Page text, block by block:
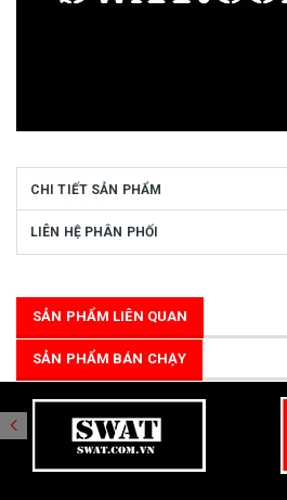
CHI TIẾT SẢN PHẨM
LIÊN HỆ PHÂN PHỐI
SẢN PHẨM LIÊN QUAN
SẢN PHẨM BÁN CHẠY